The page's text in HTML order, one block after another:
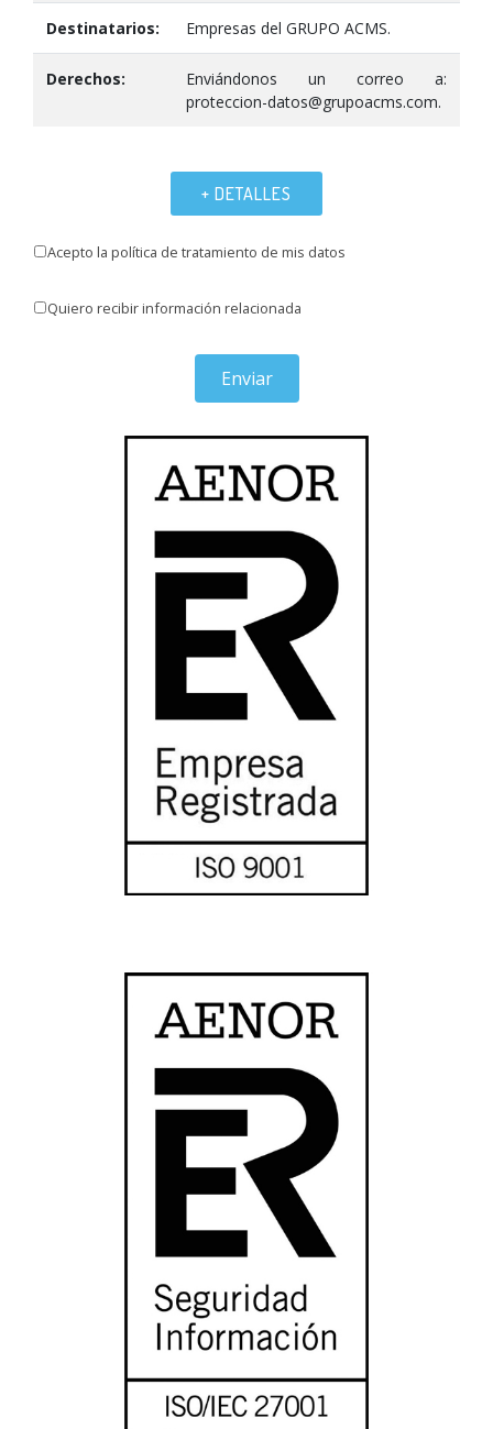
Destinatarios: Empresas del GRUPO ACMS.
Derechos:
Enviándonos un correo a:
proteccion-datos@grupoacms.com.
+ DETALLES
Acepto la política de tratamiento de mis datos
Quiero recibir información relacionada
Enviar